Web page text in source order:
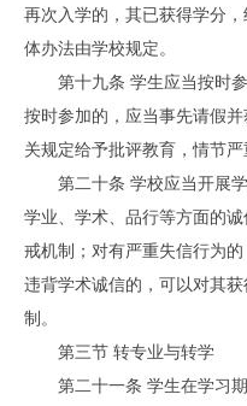
再次入学的，其已获得学分
体办法由学校规定。
第十九条 学生应当按时参
按时参加的，应当事先请假
关规定给予批评教育，情节严
第二十条 学校应当开展学
学业、学术、品行等方面的
戒机制；对有严重失信行为
违背学术诚信的，可以对其
制。
第三节 转专业与转学
第二十一条 学生在学习期